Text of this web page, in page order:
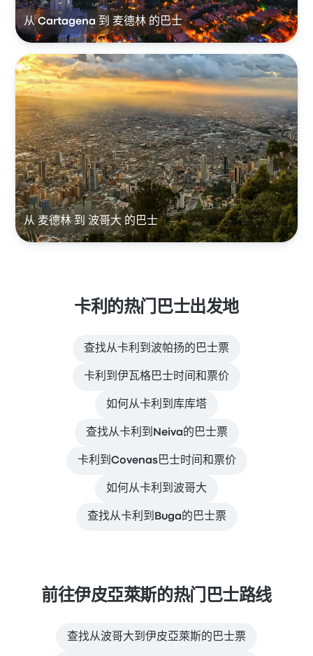
从 Cartagena 到 麦德林 的巴士
从 麦德林 到 波哥大 的巴士
卡利的热门巴士出发地
查找从卡利到波帕扬的巴士票
卡利到伊瓦格巴士时间和票价
如何从卡利到库库塔
查找从卡利到Neiva的巴士票
卡利到Covenas巴士时间和票价
如何从卡利到波哥大
查找从卡利到Buga的巴士票
前往伊皮亞萊斯的热门巴士路线
查找从波哥大到伊皮亞萊斯的巴士票